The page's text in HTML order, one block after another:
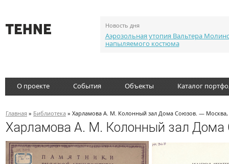
Новость дня
Аэрозольная утопия Вальтера
напыляемого костюма
О проекте События Объекты Каталог
Главная » Библиотека » Харламова А. М. Колонный зал Дома Союзов. — Москва,
Харламова А. М. Колонный зал